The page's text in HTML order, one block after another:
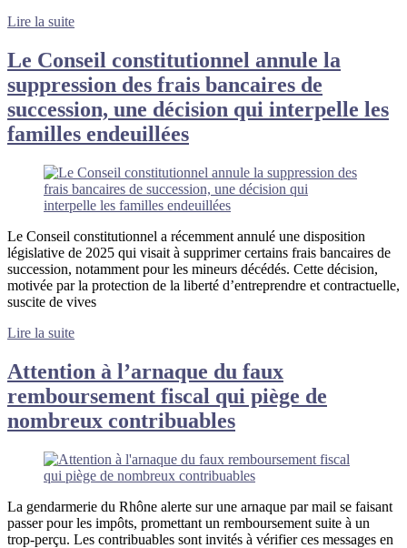
Lire la suite
Le Conseil constitutionnel annule la
suppression des frais bancaires de
succession, une décision qui interpelle les
familles endeuillées
Le Conseil constitutionnel a récemment annulé une disposition
législative de 2025 qui visait à supprimer certains frais bancaires de
succession, notamment pour les mineurs décédés. Cette décision,
motivée par la protection de la liberté d’entreprendre et contractuelle,
suscite de vives
Lire la suite
Attention à l’arnaque du faux
remboursement fiscal qui piège de
nombreux contribuables
La gendarmerie du Rhône alerte sur une arnaque par mail se faisant
passer pour les impôts, promettant un remboursement suite à un
trop-perçu. Les contribuables sont invités à vérifier ces messages en